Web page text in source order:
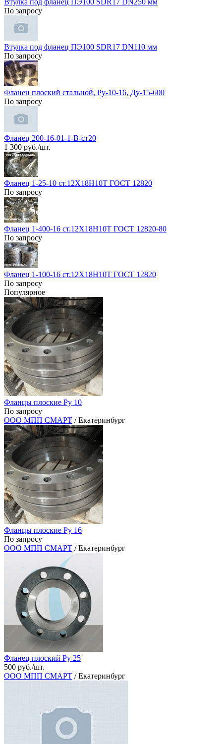
По запросу
Втулка под фланец ПЭ100 SDR17 DN110 мм
По запросу
Фланец плоский стальной, Ру-10-16, Ду-15-600
По запросу
Фланец 200-16-01-1-В-ст20
1 300 руб./шт.
Фланец 1-25-10 ст.12Х18Н10Т ГОСТ 12820
По запросу
Фланец 1-400-16 ст.12Х18Н10Т ГОСТ 12820-80
По запросу
Фланец 1-100-16 ст.12Х18Н10Т ГОСТ 12820
По запросу
Популярное
Фланцы плоские Ру 10
По запросу
ООО МПП СМАРТ / Екатеринбург
Фланцы плоские Ру 16
По запросу
ООО МПП СМАРТ / Екатеринбург
Фланец плоский Ру 25
500 руб./шт.
ООО МПП СМАРТ / Екатеринбург